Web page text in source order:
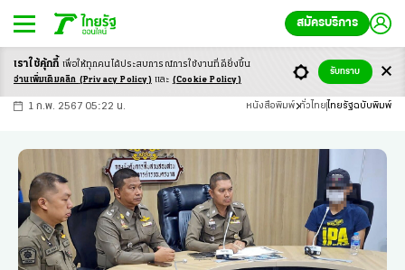
สมัครบริการ
-ก ก ก+
1 ก.พ. 2567 05:22 น. หนังสือพิมพ์ ทั่วไทย ไทยรัฐฉบับพิมพ์
เราใช้คุ้กกี้ เพื่อให้ทุกคนได้ประสบการณ์การใช้งานที่ดียิ่งขึ้น
อ่านเพิ่มเติมคลิก (Privacy Policy) และ (Cookie Policy)
รับทราบ